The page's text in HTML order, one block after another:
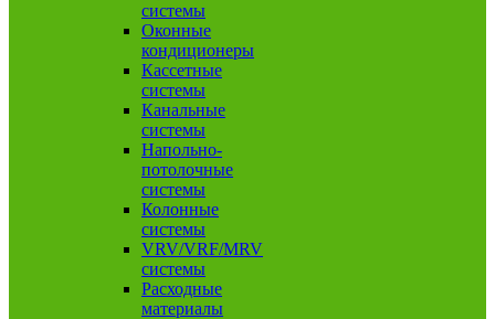
системы
Оконные
кондиционеры
Кассетные
системы
Канальные
системы
Напольно-
потолочные
системы
Колонные
системы
VRV/VRF/MRV
системы
Расходные
материалы